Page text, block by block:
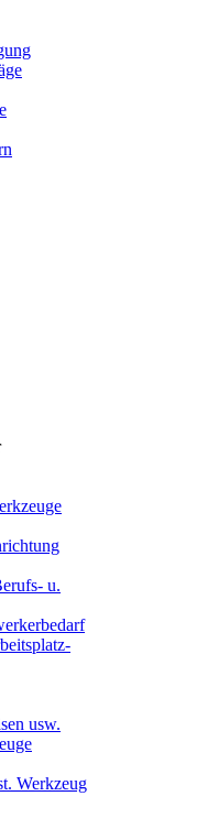
u.
usw.
Werkzeug